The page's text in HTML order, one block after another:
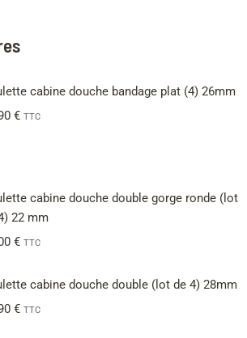
cabine douche bandage plat (4) 26mm
€ TTC
cabine douche double gorge ronde (lot
22 mm
€ TTC
cabine douche double (lot de 4) 28mm
€ TTC